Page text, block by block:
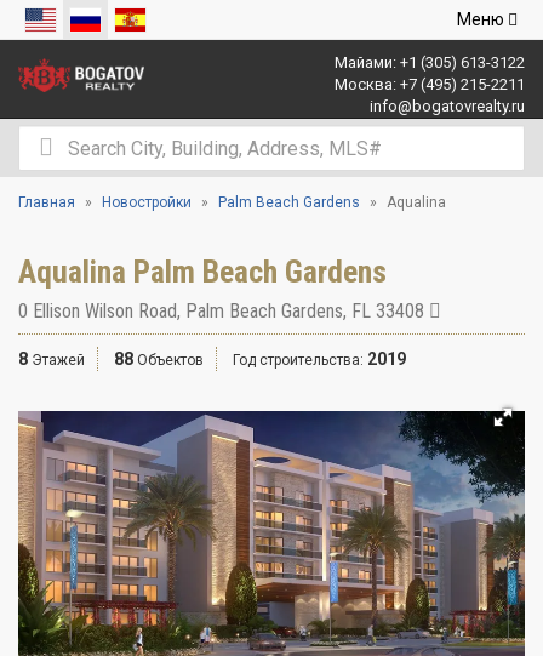
Открыть
Меню
Майами: +1 (305) 613-3122
Москва: +7 (495) 215-2211
info@bogatovrealty.ru
Главная Новостройки Palm Beach Gardens Aqualina
Aqualina Palm Beach Gardens
0 Ellison Wilson Road, Palm Beach Gardens, FL 33408
8 Этажей 88 Объектов Год строительства: 2019